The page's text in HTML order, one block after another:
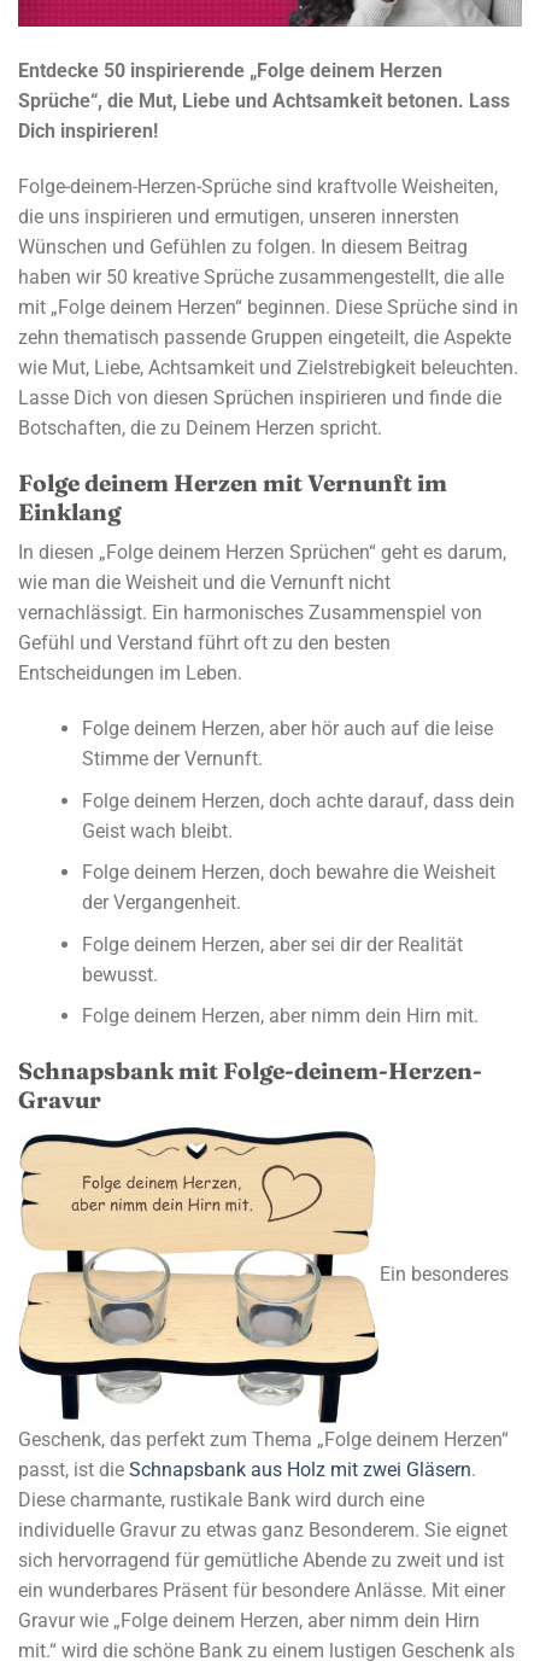
Entdecke 50 inspirierende „Folge deinem Herzen
Sprüche“, die Mut, Liebe und Achtsamkeit betonen. Lass
Dich inspirieren!
Folge-deinem-Herzen-Sprüche sind kraftvolle Weisheiten,
die uns inspirieren und ermutigen, unseren innersten
Wünschen und Gefühlen zu folgen. In diesem Beitrag
haben wir 50 kreative Sprüche zusammengestellt, die alle
mit „Folge deinem Herzen“ beginnen. Diese Sprüche sind in
zehn thematisch passende Gruppen eingeteilt, die Aspekte
wie Mut, Liebe, Achtsamkeit und Zielstrebigkeit beleuchten.
Lasse Dich von diesen Sprüchen inspirieren und finde die
Botschaften, die zu Deinem Herzen spricht.
Folge deinem Herzen mit Vernunft im
Einklang
In diesen „Folge deinem Herzen Sprüchen“ geht es darum,
wie man die Weisheit und die Vernunft nicht
vernachlässigt. Ein harmonisches Zusammenspiel von
Gefühl und Verstand führt oft zu den besten
Entscheidungen im Leben.
Folge deinem Herzen, aber hör auch auf die leise
Stimme der Vernunft.
Folge deinem Herzen, doch achte darauf, dass dein
Geist wach bleibt.
Folge deinem Herzen, doch bewahre die Weisheit
der Vergangenheit.
Folge deinem Herzen, aber sei dir der Realität
bewusst.
Folge deinem Herzen, aber nimm dein Hirn mit.
Schnapsbank mit Folge-deinem-Herzen-
Gravur
Ein besonderes
Geschenk, das perfekt zum Thema „Folge deinem Herzen“
passt, ist die Schnapsbank aus Holz mit zwei Gläsern.
Diese charmante, rustikale Bank wird durch eine
individuelle Gravur zu etwas ganz Besonderem. Sie eignet
sich hervorragend für gemütliche Abende zu zweit und ist
ein wunderbares Präsent für besondere Anlässe. Mit einer
Gravur wie „Folge deinem Herzen, aber nimm dein Hirn
mit.“ wird die schöne Bank zu einem lustigen Geschenk als